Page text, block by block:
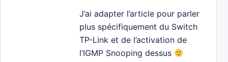
J’ai adapter l’article pour parler
plus spécifiquement du Switch
TP-Link et de l’activation de
l’IGMP Snooping dessus